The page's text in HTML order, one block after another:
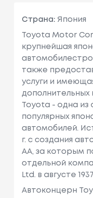
Страна: Япония
Toyota Motor
крупнейшая
также
услуги и
дополнительных
Toyota - одна из
популярных
автомобилей.
г. с создания
AA, за которым
отдельной
Ltd. в августе 1937
Автоконцерн